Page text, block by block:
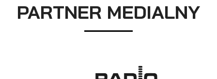
PARTNER MEDIALNY